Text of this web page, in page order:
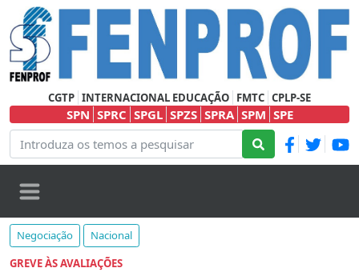
CGTP INTERNACIONAL EDUCAÇÃO FMTC CPLP-SE
SPN SPRC SPGL SPZS SPRA SPM SPE
Negociação
Nacional
GREVE ÀS AVALIAÇÕES